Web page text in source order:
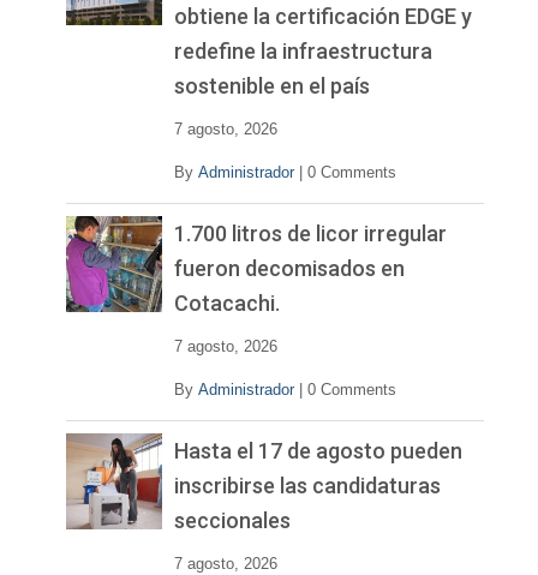
obtiene la certificación EDGE y
redefine la infraestructura
sostenible en el país
7 agosto, 2026
By Administrador 0 Comments
1.700 litros de licor irregular
fueron decomisados en
Cotacachi.
7 agosto, 2026
By Administrador 0 Comments
Hasta el 17 de agosto pueden
inscribirse las candidaturas
seccionales
7 agosto, 2026